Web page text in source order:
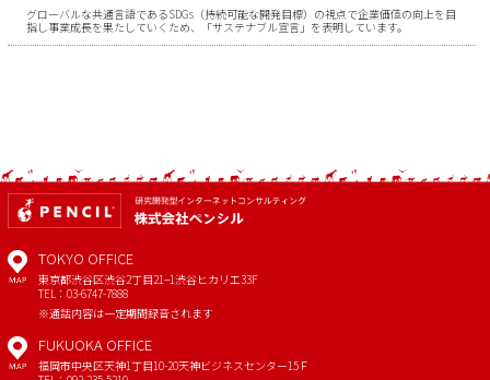
グローバルな共通言語であるSDGs（持続可能な開発目標）の視点で企業価値の向上を目
指し事業成長を果たしていくため、「サステナブル宣言」を表明しています。
MAP
TOKYO OFFICE
東京都渋谷区渋谷2丁目21−1渋谷ヒカリエ33F
TEL：03-6747-7888
※通話内容は一定期間録音されます
MAP
FUKUOKA OFFICE
福岡市中央区天神1丁目10-20天神ビジネスセンター15Ｆ